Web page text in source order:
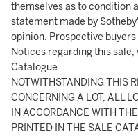
themselves as to condition
statement made by
opinion. Prospective
Notices regarding this
Catalogue.
NOTWITHSTANDING THIS
CONCERNING A LOT, ALL
IN ACCORDANCE WITH
PRINTED IN THE SALE